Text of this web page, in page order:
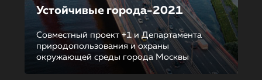
Устойчивые города-2021
Совместный проект +1 и Департамента
природопользования и охраны
окружающей среды города Москвы